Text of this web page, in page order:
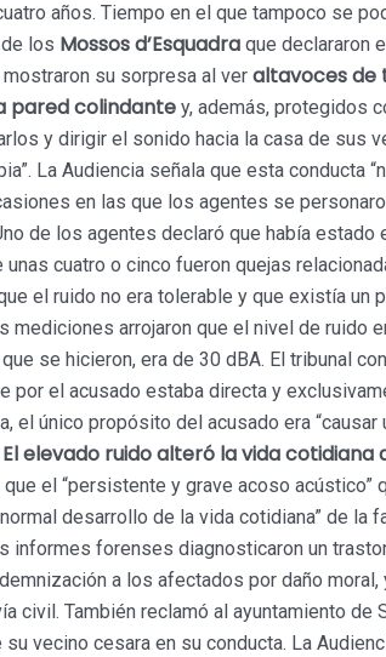
años. Tiempo en el que tampoco se
los Mossos d’Esquadra que declararon
su sorpresa al ver altavoces de
pared colindante y, además, protegidos
y dirigir el sonido hacia la casa de sus
La Audiencia señala que esta conducta
en las que los agentes se
de los agentes declaró que había estado
cuatro o cinco fueron quejas
el ruido no era tolerable y que existía un
mediciones arrojaron que el nivel de ruido
se hicieron, era de 30 dBA. El tribunal
por el acusado estaba directa y
el único propósito del acusado era “causar
El elevado ruido alteró la vida cotidiana
el “persistente y grave acoso acústico”
desarrollo de la vida cotidiana” de la
informes forenses diagnosticaron un
a los afectados por daño moral,
civil. También reclamó al ayuntamiento de
vecino cesara en su conducta. La